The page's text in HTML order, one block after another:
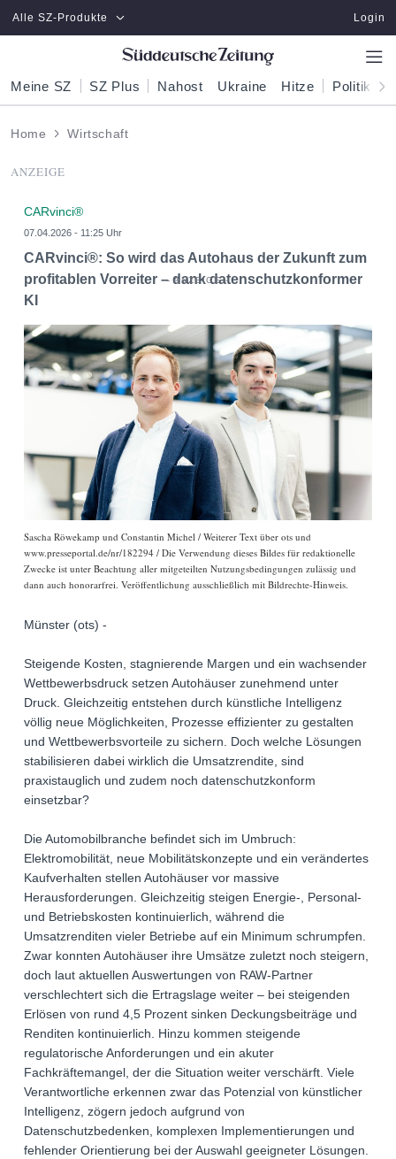
Zum Hauptinhalt springen
Alle SZ-Produkte Login
Meine SZ SZ Plus Nahost Ukraine Hitze Politik
Home Wirtschaft
ANZEIGE
CARvinci®
07.04.2026 - 11:25 Uhr
CARvinci®: So wird das Autohaus der Zukunft zum
profitablen Vorreiter – dank datenschutzkonformer
KI
Sascha Röwekamp und Constantin Michel / Weiterer Text über ots und
www.presseportal.de/nr/182294 / Die Verwendung dieses Bildes für redaktionelle
Zwecke ist unter Beachtung aller mitgeteilten Nutzungsbedingungen zulässig und
dann auch honorarfrei. Veröffentlichung ausschließlich mit Bildrechte-Hinweis.
Münster (ots) -
Steigende Kosten, stagnierende Margen und ein wachsender
Wettbewerbsdruck setzen Autohäuser zunehmend unter
Druck. Gleichzeitig entstehen durch künstliche Intelligenz
völlig neue Möglichkeiten, Prozesse effizienter zu gestalten
und Wettbewerbsvorteile zu sichern. Doch welche Lösungen
stabilisieren dabei wirklich die Umsatzrendite, sind
praxistauglich und zudem noch datenschutzkonform
einsetzbar?
Die Automobilbranche befindet sich im Umbruch:
Elektromobilität, neue Mobilitätskonzepte und ein verändertes
Kaufverhalten stellen Autohäuser vor massive
Herausforderungen. Gleichzeitig steigen Energie-, Personal-
und Betriebskosten kontinuierlich, während die
Umsatzrenditen vieler Betriebe auf ein Minimum schrumpfen.
Zwar konnten Autohäuser ihre Umsätze zuletzt noch steigern,
doch laut aktuellen Auswertungen von RAW-Partner
verschlechtert sich die Ertragslage weiter – bei steigenden
Erlösen von rund 4,5 Prozent sinken Deckungsbeiträge und
Renditen kontinuierlich. Hinzu kommen steigende
regulatorische Anforderungen und ein akuter
Fachkräftemangel, der die Situation weiter verschärft. Viele
Verantwortliche erkennen zwar das Potenzial von künstlicher
Intelligenz, zögern jedoch aufgrund von
Datenschutzbedenken, komplexen Implementierungen und
fehlender Orientierung bei der Auswahl geeigneter Lösungen.